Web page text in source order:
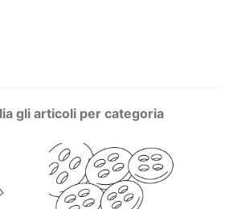
gli articoli per categoria